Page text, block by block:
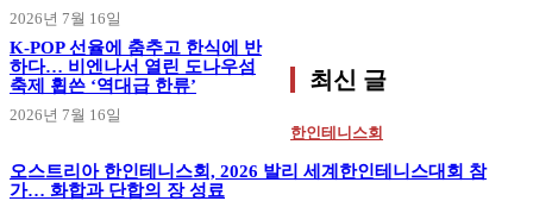
2026년 7월 16일
K-POP 선율에 춤추고 한식에 반
하다… 비엔나서 열린 도나우섬
축제 휩쓴 ‘역대급 한류’
2026년 7월 16일
최신 글
한인테니스회
오스트리아 한인테니스회, 2026 발리 세계한인테니스대회 참
가… 화합과 단합의 장 성료